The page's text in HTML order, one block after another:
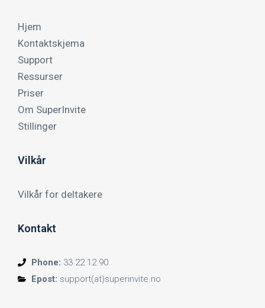
Hjem
Kontaktskjema
Support
Ressurser
Priser
Om SuperInvite
Stillinger
Vilkår
Vilkår for deltakere
Kontakt
Phone: 33 22 12 90
Epost: support(at)superinvite.no